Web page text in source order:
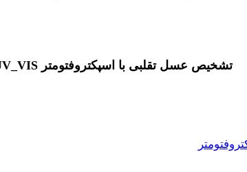
تشخیص عسل تقلبی با اسپکتروفتومتر UV_VIS